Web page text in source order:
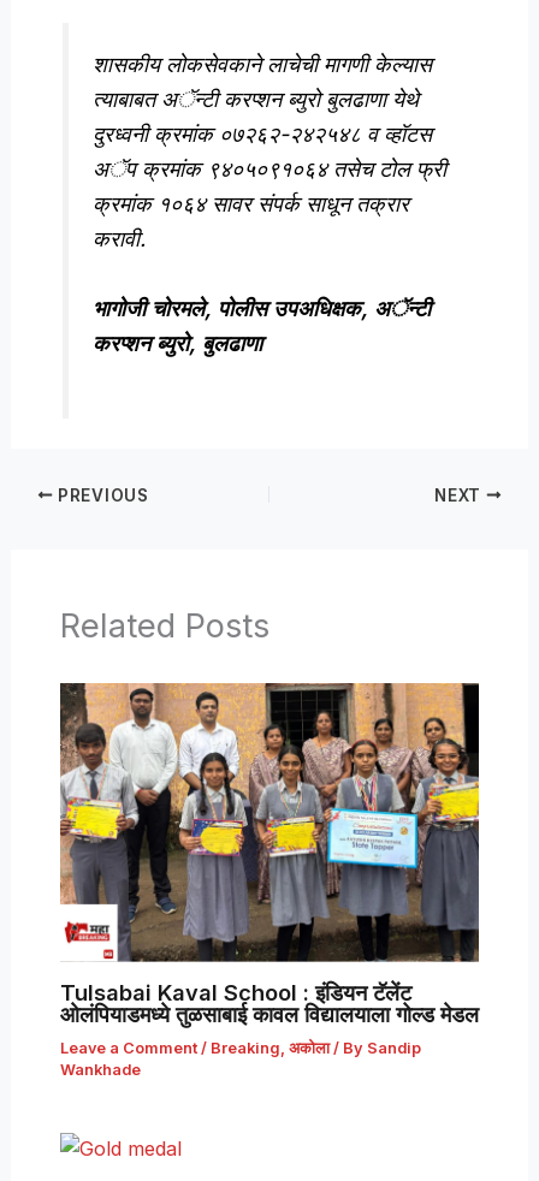
शासकीय लोकसेवकाने लाचेची मागणी केल्यास
त्याबाबत अॅन्टी करप्शन ब्युरो बुलढाणा येथे
दुरध्वनी क्रमांक ०७२६२-२४२५४८ व व्हॉटस
अॅप क्रमांक ९४०५०९१०६४ तसेच टोल फ्री
क्रमांक १०६४ सावर संपर्क साधून तक्रार
करावी.
भागोजी चोरमले, पोलीस उपअधिक्षक, अॅन्टी
करप्शन ब्युरो, बुलढाणा
PREVIOUS NEXT
Related Posts
Tulsabai Kaval School : इंडियन टॅलेंट
ओलंपियाडमध्ये तुळसाबाई कावल विद्यालयाला गोल्ड मेडल
Leave a Comment / Breaking, अकोला/ By Sandip
Wankhade